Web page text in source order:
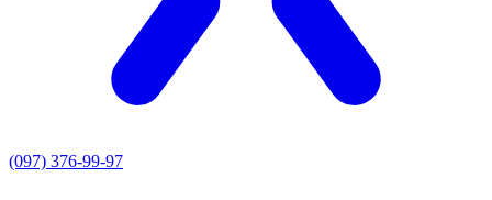
(097) 376-99-97